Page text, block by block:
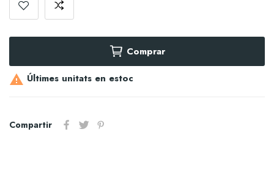
Comprar
 Últimes unitats en estoc
Compartir